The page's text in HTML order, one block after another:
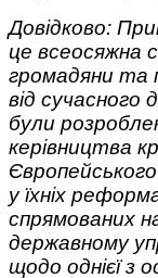
Довідково:
це всеосяжна
громадяни та
від сучасного
були
керівництва
у їхніх
спрямованих
державному
щодо однієї з